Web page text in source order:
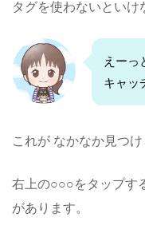
タグを使わないといけ
えーっ
キャッ
これが なかなか見つけ
右上の○○○をタップす
があります。